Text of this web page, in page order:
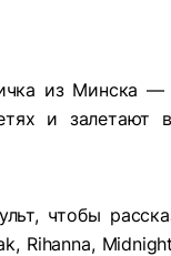
из Минска
и
чтобы
Rihanna,